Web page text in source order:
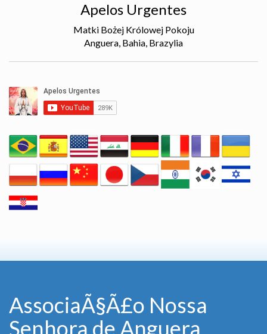
Apelos Urgentes
Matki Bożej Królowej Pokoju
Anguera, Bahia, Brazylia
AssociaÃ§Ã£o Nossa
Senhora de Anguera